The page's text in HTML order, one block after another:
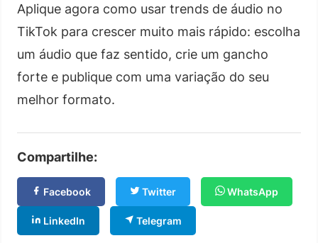
Aplique agora como usar trends de áudio no
TikTok para crescer muito mais rápido: escolha
um áudio que faz sentido, crie um gancho
forte e publique com uma variação do seu
melhor formato.
Compartilhe:
Facebook Twitter WhatsApp
LinkedIn Telegram